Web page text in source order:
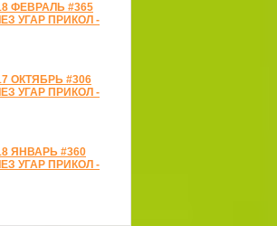
ФЕВРАЛЬ #365
УГАР ПРИКОЛ -
ОКТЯБРЬ #306
УГАР ПРИКОЛ -
ЯНВАРЬ #360
УГАР ПРИКОЛ -